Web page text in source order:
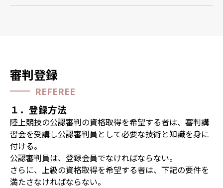
審判登録
REFEREE
１．登録方法
陸上競技の公認審判の資格取得を希望する者は、審判講
習会を受講し公認審判員として必要な技術と知識を身に
付ける。
公認審判員は、登録会員でなければならない。
さらに、上級の資格取得を希望する者は、下記の要件を
満たさなければならない。